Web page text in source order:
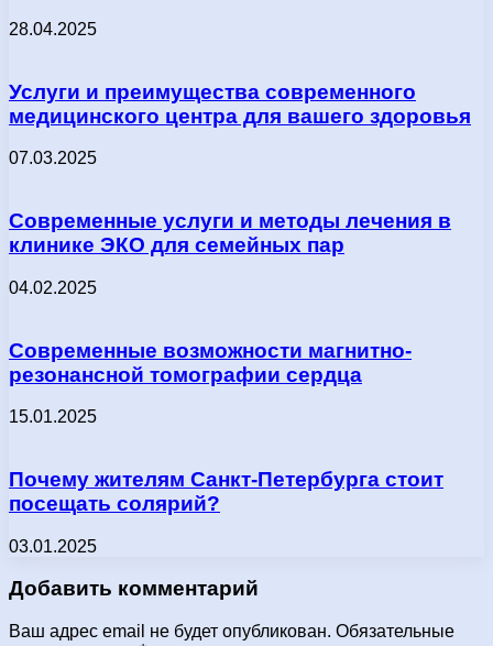
28.04.2025
Услуги и преимущества современного
медицинского центра для вашего здоровья
07.03.2025
Современные услуги и методы лечения в
клинике ЭКО для семейных пар
04.02.2025
Современные возможности магнитно-
резонансной томографии сердца
15.01.2025
Почему жителям Санкт-Петербурга стоит
посещать солярий?
03.01.2025
Добавить комментарий
Ваш адрес email не будет опубликован. Обязательные